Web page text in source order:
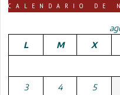
CALENDARIO DE
L
M X
3 4 5